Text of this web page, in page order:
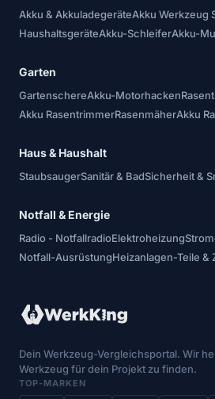
Akku & AkkuladegeräteAkku Werkzeug
HaushaltsgeräteAkku-SchleiferAkku-
Garten
GartenschereAkku-Motorhacken
Akku RasentrimmerRasenmäherAkku
Haus & Haushalt
StaubsaugerSanitär & BadSicherheit &
Notfall & Energie
Radio - NotfallradioElektroheizung
Notfall-AusrüstungHeizanlagen-Teile &
Dein Werkzeug-Vergleichsportal. Wir
Werkzeug für dein Projekt zu finden.
TOP-MARKEN